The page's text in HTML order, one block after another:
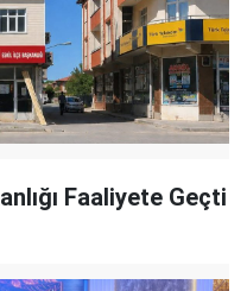
Faaliyete Geçti